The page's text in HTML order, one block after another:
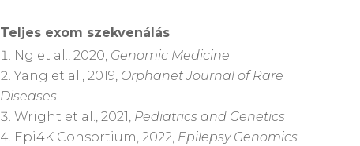
Teljes exom szekvenálás
Ng et al., 2020, Genomic Medicine
Yang et al., 2019, Orphanet Journal of Rare
Diseases
Wright et al., 2021, Pediatrics and Genetics
Epi4K Consortium, 2022, Epilepsy Genomics